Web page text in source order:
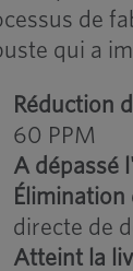
de
qui a
Réduction
60 PPM
A dépassé
directe de
Atteint la